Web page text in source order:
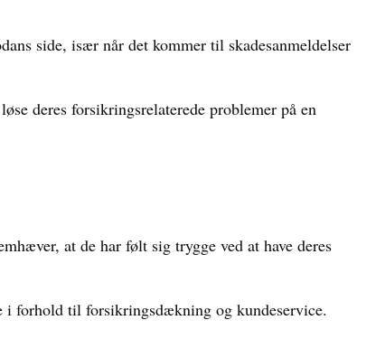
side, især når det kommer til skadesanmeldelser
deres forsikringsrelaterede problemer på en
at de har følt sig trygge ved at have deres
forhold til forsikringsdækning og kundeservice.